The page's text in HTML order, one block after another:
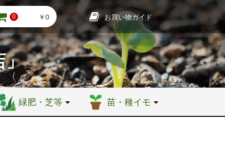
0 ￥0 お買い物ガイド
」
緑肥・芝等 苗・種イモ